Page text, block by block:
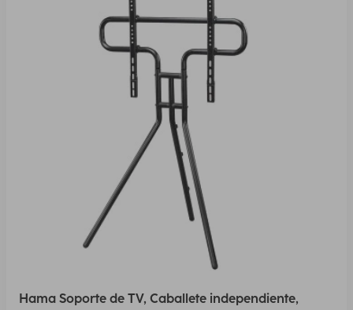
Hama Soporte de TV, Caballete independiente,